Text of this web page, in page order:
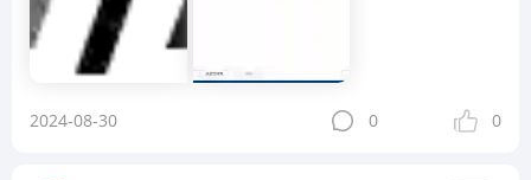
2024-08-30 0 0